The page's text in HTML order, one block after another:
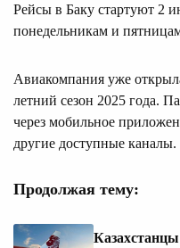
Рейсы в Баку стартуют 2
понедельникам и
Авиакомпания уже
летний сезон 2025 года.
через мобильное
другие доступные каналы.
Продолжая тему: